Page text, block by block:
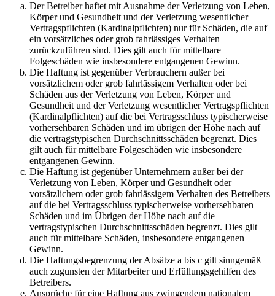
Der Betreiber haftet mit Ausnahme der Verletzung von Leben,
Körper und Gesundheit und der Verletzung wesentlicher
Vertragspflichten (Kardinalpflichten) nur für Schäden, die auf
ein vorsätzliches oder grob fahrlässiges Verhalten
zurückzuführen sind. Dies gilt auch für mittelbare
Folgeschäden wie insbesondere entgangenen Gewinn.
Die Haftung ist gegenüber Verbrauchern außer bei
vorsätzlichem oder grob fahrlässigem Verhalten oder bei
Schäden aus der Verletzung von Leben, Körper und
Gesundheit und der Verletzung wesentlicher Vertragspflichten
(Kardinalpflichten) auf die bei Vertragsschluss typischerweise
vorhersehbaren Schäden und im übrigen der Höhe nach auf
die vertragstypischen Durchschnittsschäden begrenzt. Dies
gilt auch für mittelbare Folgeschäden wie insbesondere
entgangenen Gewinn.
Die Haftung ist gegenüber Unternehmern außer bei der
Verletzung von Leben, Körper und Gesundheit oder
vorsätzlichem oder grob fahrlässigem Verhalten des Betreibers
auf die bei Vertragsschluss typischerweise vorhersehbaren
Schäden und im Übrigen der Höhe nach auf die
vertragstypischen Durchschnittsschäden begrenzt. Dies gilt
auch für mittelbare Schäden, insbesondere entgangenen
Gewinn.
Die Haftungsbegrenzung der Absätze a bis c gilt sinngemäß
auch zugunsten der Mitarbeiter und Erfüllungsgehilfen des
Betreibers.
Ansprüche für eine Haftung aus zwingendem nationalem